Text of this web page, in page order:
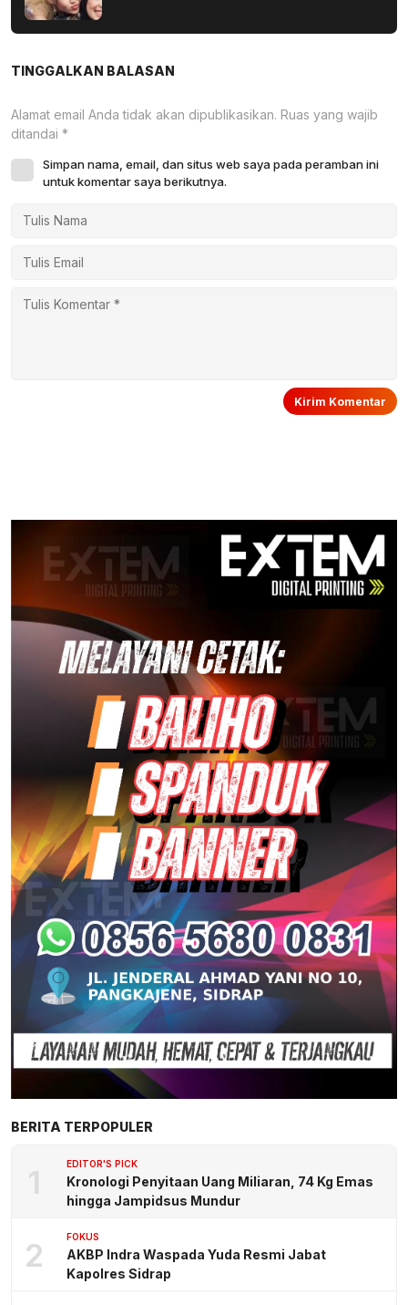
TINGGALKAN BALASAN
Alamat email Anda tidak akan dipublikasikan. Ruas yang wajib
ditandai *
Simpan nama, email, dan situs web saya pada peramban ini
untuk komentar saya berikutnya.
BERITA TERPOPULER
1 EDITOR'S PICK
Kronologi Penyitaan Uang Miliaran, 74 Kg Emas
hingga Jampidsus Mundur
2 FOKUS
AKBP Indra Waspada Yuda Resmi Jabat
Kapolres Sidrap